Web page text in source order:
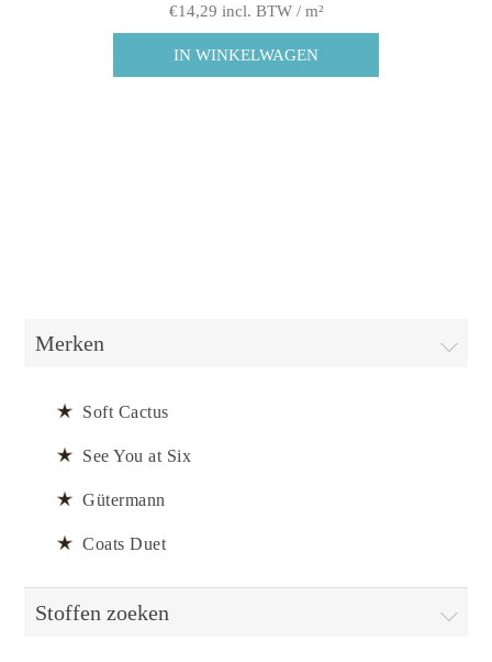
€14,29 incl. BTW / m²
Merken
Soft Cactus
See You at Six
Gütermann
Coats Duet
Stoffen zoeken